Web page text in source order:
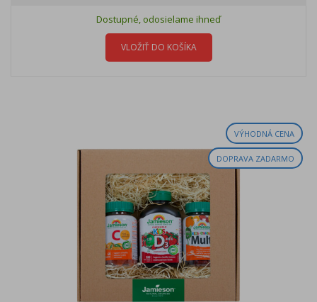
Dostupné, odosielame ihneď
VLOŽIŤ DO KOŠÍKA
VÝHODNÁ CENA
DOPRAVA ZADARMO